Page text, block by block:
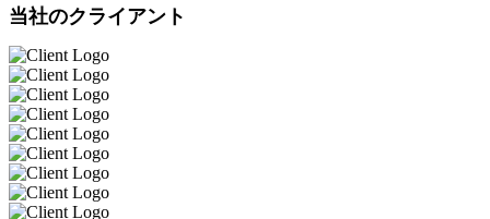
当社のクライアント